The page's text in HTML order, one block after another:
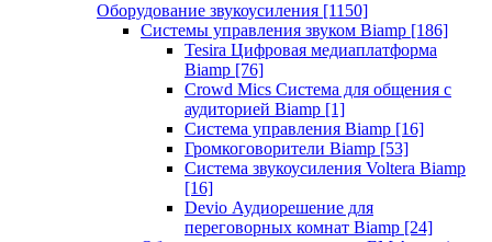
Оборудование звукоусиления [1150]
Системы управления звуком Biamp [186]
Tesira Цифровая медиаплатформа
Biamp [76]
Crowd Mics Система для общения с
аудиторией Biamp [1]
Система управления Biamp [16]
Громкоговорители Biamp [53]
Система звукоусиления Voltera Biamp
[16]
Devio Аудиорешение для
переговорных комнат Biamp [24]